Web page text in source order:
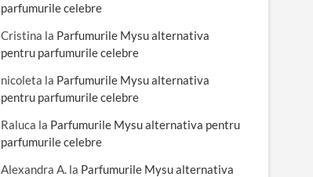
parfumurile celebre
Cristina la Parfumurile Mysu alternativa
pentru parfumurile celebre
nicoleta la Parfumurile Mysu alternativa
pentru parfumurile celebre
Raluca la Parfumurile Mysu alternativa pentru
parfumurile celebre
Alexandra A. la Parfumurile Mysu alternativa